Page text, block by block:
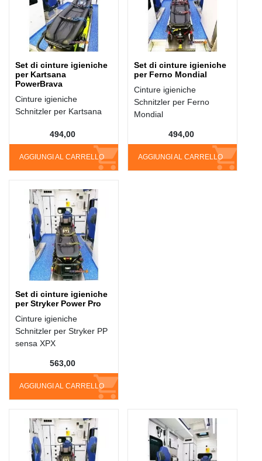
Set di cinture igieniche
per Kartsana
PowerBrava
Cinture igieniche
Schnitzler per Kartsana
AGGIUNGI AL CARRELLO
494,00
Set di cinture igieniche
per Ferno Mondial
Cinture igieniche
Schnitzler per Ferno
Mondial
AGGIUNGI AL CARRELLO
494,00
Set di cinture igieniche
per Stryker Power Pro
Cinture igieniche
Schnitzler per Stryker PP
sensa XPX
AGGIUNGI AL CARRELLO
563,00